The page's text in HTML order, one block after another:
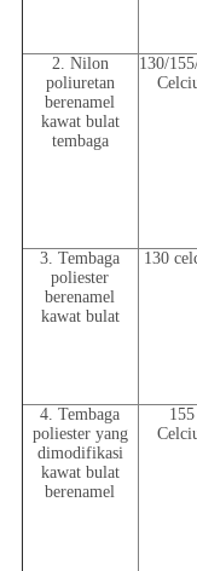
2. Nilon
poliuretan
berenamel
kawat bulat
tembaga
130/
3. Tembaga
poliester
berenamel
kawat bulat
130
4. Tembaga
poliester yang
dimodifikasi
kawat bulat
berenamel
155